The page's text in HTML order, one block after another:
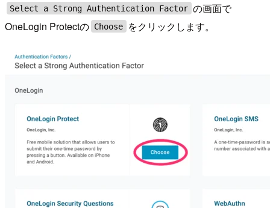
Select a Strong Authentication Factor の画面で
OneLogin Protectの Choose をクリックします。